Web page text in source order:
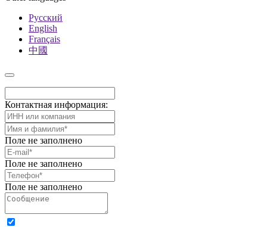
Русский
English
Français
中國
Контактная информация:
Поле не заполнено
Поле не заполнено
Поле не заполнено